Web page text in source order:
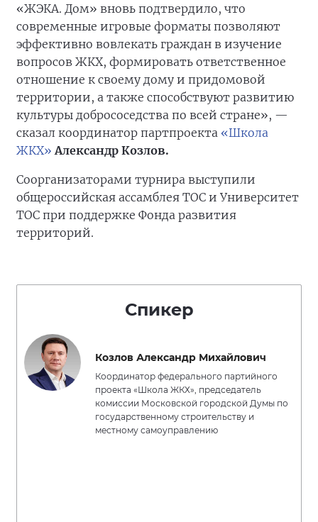
«ЖЭКА. Дом» вновь подтвердило, что
современные игровые форматы позволяют
эффективно вовлекать граждан в изучение
вопросов ЖКХ, формировать ответственное
отношение к своему дому и придомовой
территории, а также способствуют развитию
культуры добрососедства по всей стране», —
сказал координатор партпроекта «Школа
ЖКХ» Александр Козлов.
Соорганизаторами турнира выступили
общероссийская ассамблея ТОС и Университет
ТОС при поддержке Фонда развития
территорий.
Спикер
Козлов Александр Михайлович
Координатор федерального партийного
проекта «Школа ЖКХ», председатель
комиссии Московской городской Думы по
государственному строительству и
местному самоуправлению